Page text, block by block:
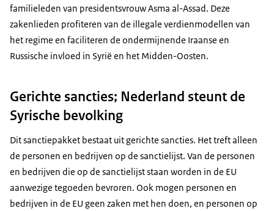
familieleden van presidentsvrouw Asma al-Assad. Deze
zakenlieden profiteren van de illegale verdienmodellen van
het regime en faciliteren de ondermijnende Iraanse en
Russische invloed in Syrië en het Midden-Oosten.
Gerichte sancties; Nederland steunt de
Syrische bevolking
Dit sanctiepakket bestaat uit gerichte sancties. Het treft alleen
de personen en bedrijven op de sanctielijst. Van de personen
en bedrijven die op de sanctielijst staan worden in de EU
aanwezige tegoeden bevroren. Ook mogen personen en
bedrijven in de EU geen zaken met hen doen, en personen op